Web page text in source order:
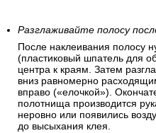
Разглаживайте полосу
После наклеивания полосу
(пластиковый шпатель для
центра к краям. Затем
вниз равномерно
вправо («елочкой»).
полотнища производится
неровно или появились
до высыхания клея.